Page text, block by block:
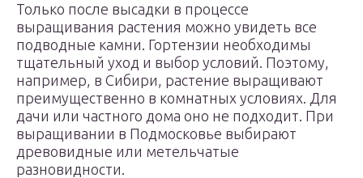
Только после высадки в процессе
выращивания растения можно увидеть все
подводные камни. Гортензии необходимы
тщательный уход и выбор условий. Поэтому,
например, в Сибири, растение выращивают
преимущественно в комнатных условиях. Для
дачи или частного дома оно не подходит. При
выращивании в Подмосковье выбирают
древовидные или метельчатые
разновидности.